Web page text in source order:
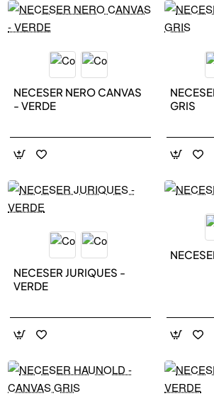
NEW IN
NECESER NERO CANVAS
- VERDE
NEW
GRIS
NEW IN
NECESER JURIQUES -
VERDE
NEW